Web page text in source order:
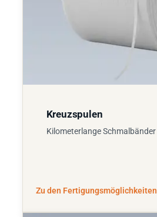
Kreuzspulen
Kilometerlange Schmalbänder
Zu den Fertigungsmöglichkeiten